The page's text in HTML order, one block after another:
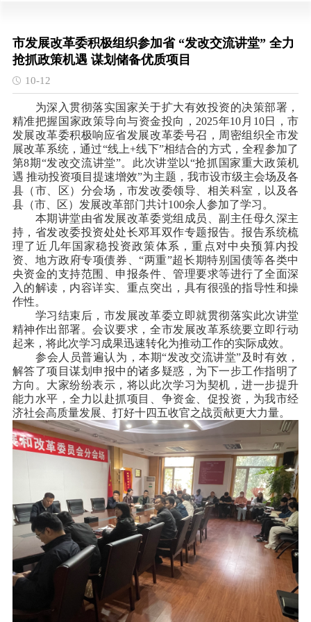
市发展改革委积极组织参加省 “发改交流讲堂” 全力
抢抓政策机遇 谋划储备优质项目
10-12
为深入贯彻落实国家关于扩大有效投资的决策部署，
精准把握国家政策导向与资金投向，2025年10月10日，市
发展改革委积极响应省发展改革委号召，周密组织全市发
展改革系统，通过“线上+线下”相结合的方式，全程参加了
第8期“发改交流讲堂”。此次讲堂以“抢抓国家重大政策机
遇 推动投资项目提速增效”为主题，我市设市级主会场及各
县（市、区）分会场，市发改委领导、相关科室，以及各
县（市、区）发展改革部门共计100余人参加了学习。
本期讲堂由省发展改革委党组成员、副主任母久深主
持，省发改委投资处处长邓耳双作专题报告。报告系统梳
理了近几年国家稳投资政策体系，重点对中央预算内投
资、地方政府专项债券、“两重”超长期特别国债等各类中
央资金的支持范围、申报条件、管理要求等进行了全面深
入的解读，内容详实、重点突出，具有很强的指导性和操
作性。
学习结束后，市发展改革委立即就贯彻落实此次讲堂
精神作出部署。会议要求，全市发展改革系统要立即行动
起来，将此次学习成果迅速转化为推动工作的实际成效。
参会人员普遍认为，本期“发改交流讲堂”及时有效，
解答了项目谋划申报中的诸多疑惑，为下一步工作指明了
方向。大家纷纷表示，将以此次学习为契机，进一步提升
能力水平，全力以赴抓项目、争资金、促投资，为我市经
济社会高质量发展、打好十四五收官之战贡献更大力量。